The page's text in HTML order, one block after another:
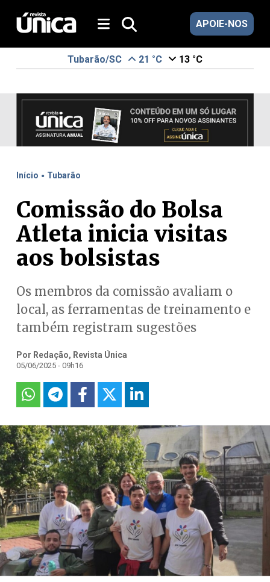
APOIE-NOS
Tubarão/SC 21 °C 13 °C
Início . Tubarão
Comissão do Bolsa
Atleta inicia visitas
aos bolsistas
Os membros da comissão avaliam o
local, as ferramentas de treinamento e
também registram sugestões
Por Redação, Revista Única
05/06/2025 - 09h16